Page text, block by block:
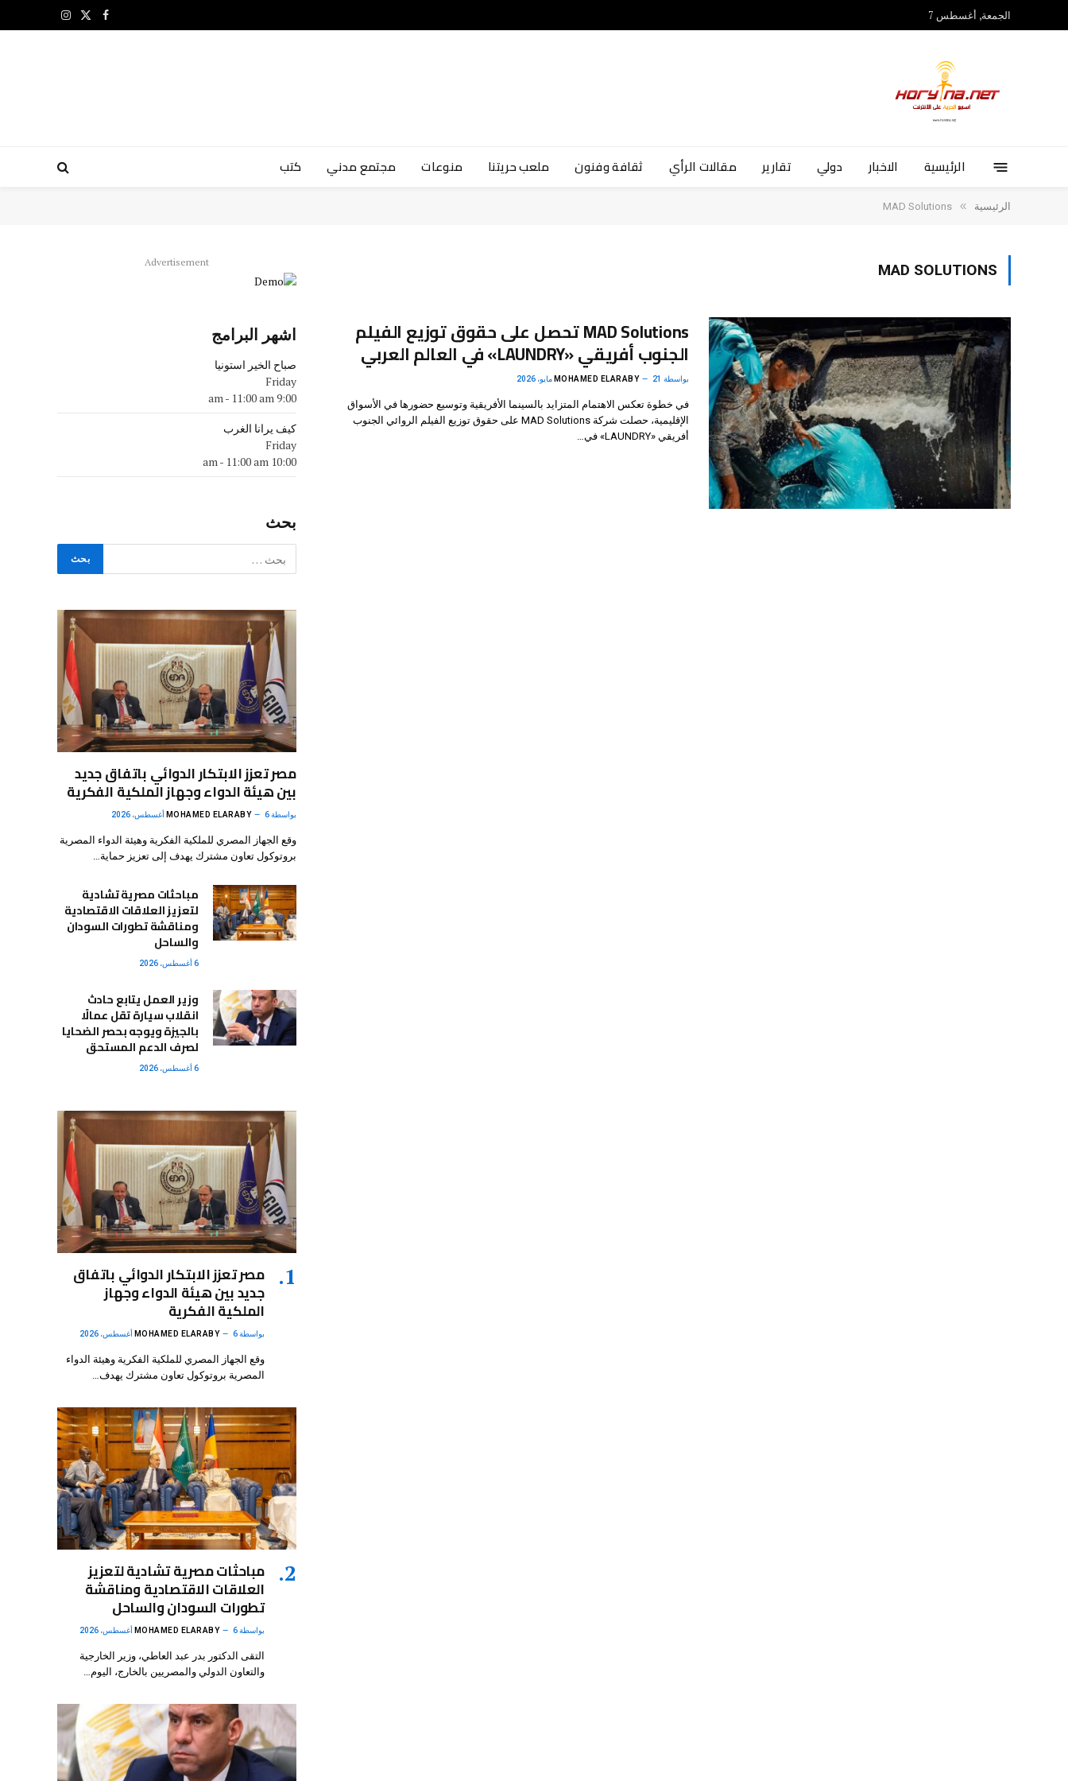
الجمعة, أغسطس 7 فيسبوك
X
الانستغرام
الرئيسية الاخبار دولي تقارير مقالات الرأي ثقافة وفنون ملعب حريتنا منوعات مجتمع مدني كتب
الرئيسية »
MAD Solutions
MAD SOLUTIONS
MAD Solutions تحصل على حقوق توزيع الفيلم
الجنوب أفريقي «LAUNDRY» في العالم العربي
بواسطة MOHAMED ELARABY 21 مايو، 2026
في خطوة تعكس الاهتمام المتزايد بالسينما الأفريقية وتوسيع حضورها في الأسواق
الإقليمية، حصلت شركة MAD Solutions على حقوق توزيع الفيلم الروائي الجنوب
أفريقي «LAUNDRY» في…
Advertisement
اشهر البرامج
صباح الخير استونيا
Friday
9:00 am
- 11:00 am
كيف يرانا الغرب
Friday
10:00 am
- 11:00 am
بحث
مصر تعزز الابتكار الدوائي باتفاق جديد
بين هيئة الدواء وجهاز الملكية الفكرية
بواسطة MOHAMED ELARABY 6 أغسطس، 2026
وقع الجهاز المصري للملكية الفكرية وهيئة الدواء المصرية
بروتوكول تعاون مشترك يهدف إلى تعزيز حماية…
مباحثات مصرية تشادية
لتعزيز العلاقات الاقتصادية
ومناقشة تطورات السودان
والساحل
6 أغسطس، 2026
وزير العمل يتابع حادث
انقلاب سيارة تقل عمالًا
بالجيزة ويوجه بحصر الضحايا
لصرف الدعم المستحق
6 أغسطس، 2026
مصر تعزز الابتكار الدوائي باتفاق
جديد بين هيئة الدواء وجهاز
الملكية الفكرية
بواسطة MOHAMED ELARABY 6 أغسطس، 2026
وقع الجهاز المصري للملكية الفكرية وهيئة الدواء
المصرية بروتوكول تعاون مشترك يهدف…
مباحثات مصرية تشادية لتعزيز
العلاقات الاقتصادية ومناقشة
تطورات السودان والساحل
بواسطة MOHAMED ELARABY 6 أغسطس، 2026
التقى الدكتور بدر عبد العاطي، وزير الخارجية
والتعاون الدولي والمصريين بالخارج، اليوم…